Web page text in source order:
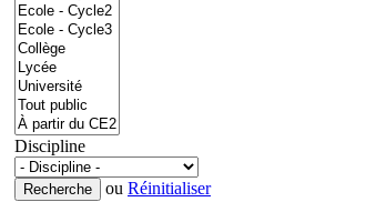
Discipline
ou Réinitialiser